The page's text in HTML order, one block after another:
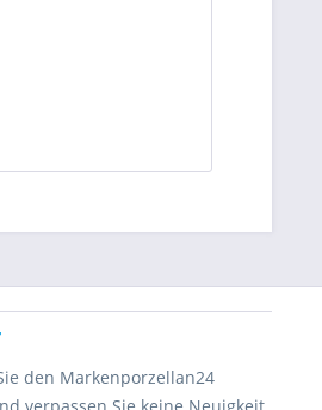
den Markenporzellan24